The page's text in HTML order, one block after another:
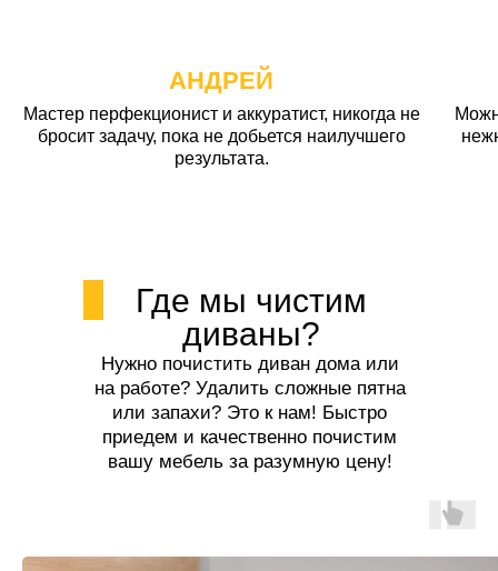
АНДРЕЙ
Мастер перфекционист и аккуратист, никогда не
бросит задачу, пока не добьется наилучшего
результата.
Где мы чистим
диваны?
Нужно почистить диван дома или
на работе? Удалить сложные пятна
или запахи? Это к нам! Быстро
приедем и качественно почистим
вашу мебель за разумную цену!